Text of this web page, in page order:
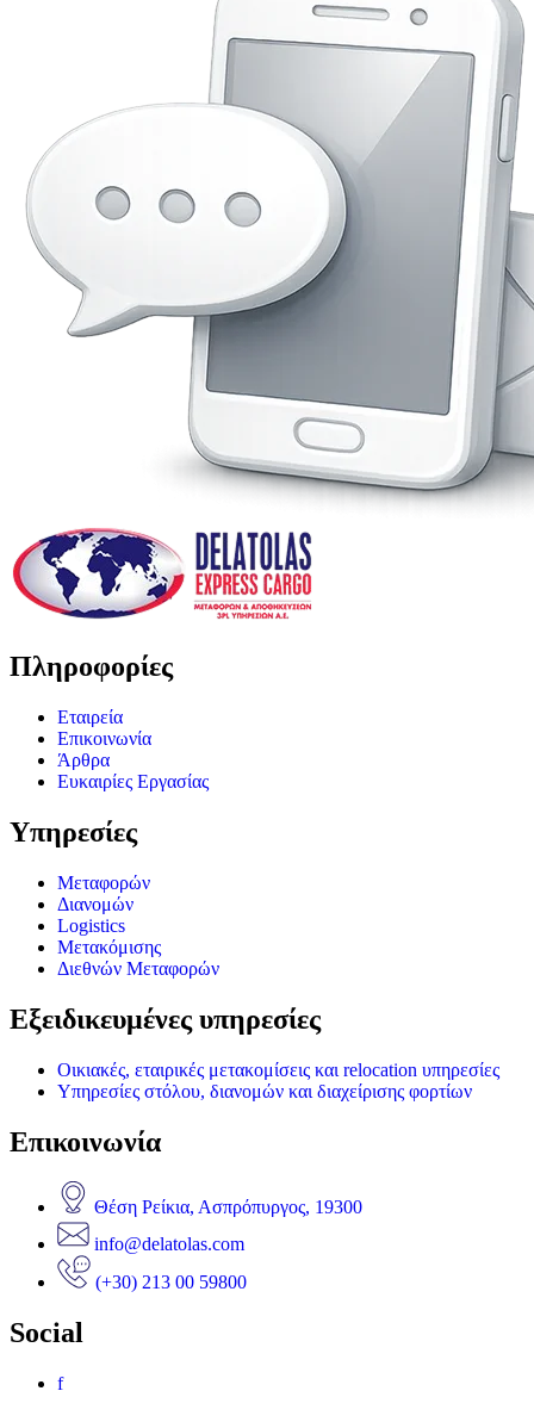
Πληροφορίες
Εταιρεία
Επικοινωνία
Άρθρα
Ευκαιρίες Εργασίας
Υπηρεσίες
Μεταφορών
Διανομών
Logistics
Μετακόμισης
Διεθνών Μεταφορών
Εξειδικευμένες υπηρεσίες
Οικιακές, εταιρικές μετακομίσεις και relocation υπηρεσίες
Υπηρεσίες στόλου, διανομών και διαχείρισης φορτίων
Επικοινωνία
Θέση Ρείκια, Ασπρόπυργος, 19300
info@delatolas.com
(+30) 213 00 59800
Social
f